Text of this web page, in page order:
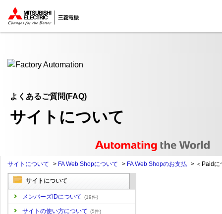
ここから本文
よくあるご質問(FAQ)
サイトについて
サイトについて > FA Web Shopについて > FA Web Shopのお支払 > ＜Paid
サイトについて
メンバーズIDについて (19件)
サイトの使い方について (5件)